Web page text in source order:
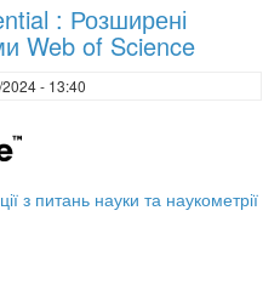
: Розширені
Web of Science
- 13:40
з питань науки та наукометрії